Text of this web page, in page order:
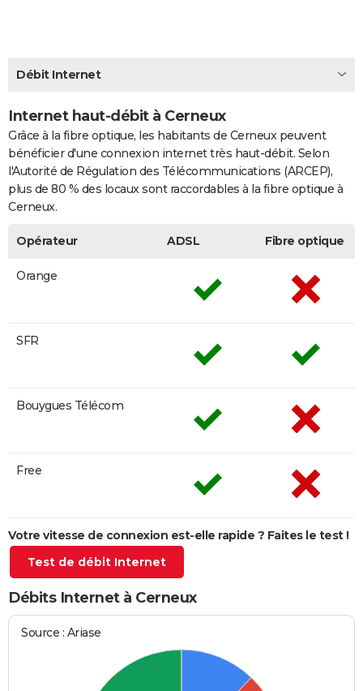
CARTE DE VOEUX
Carte de Noël
Carte Bonne année
Carte Saint-Valentin
Carte Pâques
Carte d'anniversaire
DICTIONNAIRE
PROGRAMME TV
S'inscrire
Se connecter
Lycées
Collèges
Primaires
Universités
Entreprises
Service militaire
Avis de recherche
AVIS DE DÉCÈS
FORUM
Débit Internet
Internet haut-débit à Cerneux
Grâce à la fibre optique, les habitants de Cerneux peuvent
bénéficier d'une connexion internet très haut-débit. Selon
l'Autorité de Régulation des Télécommunications (ARCEP),
plus de 80 % des locaux sont raccordables à la fibre optique à
Cerneux.
Opérateur ADSL Fibre optique
Orange
SFR
Bouygues Télécom
Free
Votre vitesse de connexion est-elle rapide ? Faites le test !
Test de débit Internet
Débits Internet à Cerneux
Source : Ariase